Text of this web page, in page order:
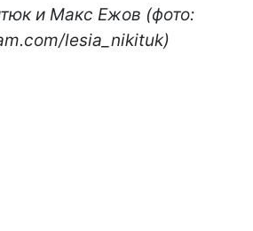
и Макс Ежов (фото:
lesia_nikituk)